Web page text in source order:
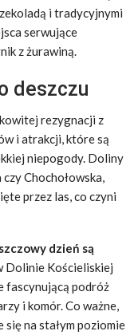
i tradycyjnymi
serwujące
z żurawiną.
deszczu
rezygnacji z
i atrakcji, które są
niepogody. Doliny
Chochołowska,
przez las, co czyni
dzień są
Dolinie Kościeliskiej
fascynującą podróż
i komór. Co ważne,
na stałym poziomie